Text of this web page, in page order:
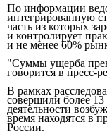
По информации
интегрированную
часть из которых
и контролирует
и не менее 60%
"Суммы ущерба
говорится в пресс-
В рамках
совершили более
деятельности
время находятся в
России.